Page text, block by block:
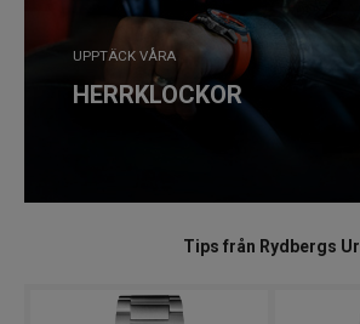
UPPTÄCK VÅRA
HERRKLOCKOR
Tips från Rydbergs Ur